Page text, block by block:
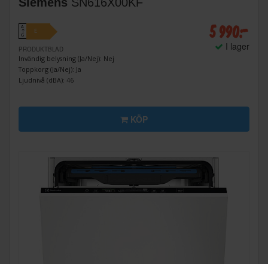
A
↑
G
E
PRODUKTBLAD
Invändig belysning (Ja/Nej): Nej
Toppkorg (Ja/Nej): Ja
Ljudnivå (dBA): 46
5 990:-
I lager
KÖP